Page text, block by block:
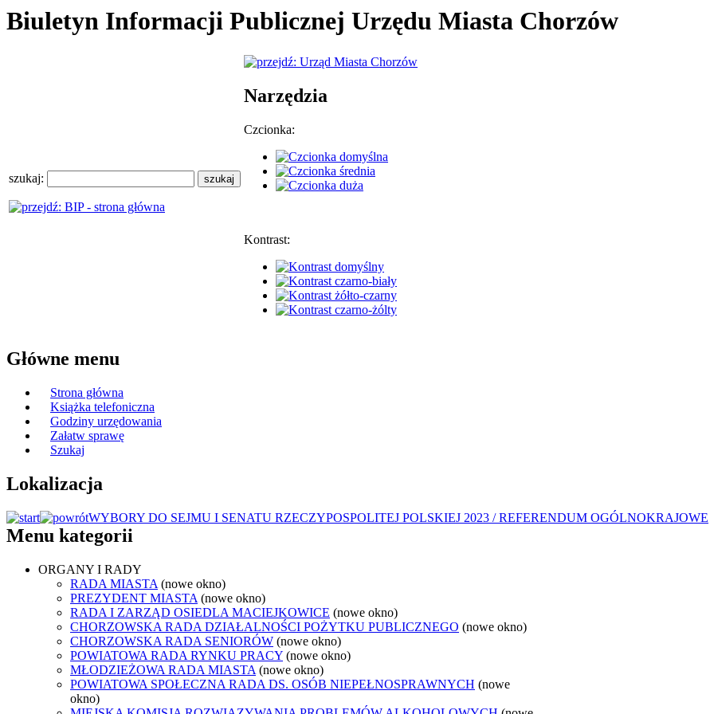
Biuletyn Informacji Publicznej Urzędu Miasta Chorzów
szukaj:
Narzędzia
Czcionka:
Kontrast:
Główne menu
Strona główna
Książka telefoniczna
Godziny urzędowania
Załatw sprawę
Szukaj
Lokalizacja
WYBORY DO SEJMU I SENATU RZECZYPOSPOLITEJ POLSKIEJ 2023 / REFERENDUM OGÓLNOKRAJOWE
Menu kategorii
ORGANY I RADY
RADA MIASTA (nowe okno)
PREZYDENT MIASTA (nowe okno)
RADA I ZARZĄD OSIEDLA MACIEJKOWICE (nowe okno)
CHORZOWSKA RADA DZIAŁALNOŚCI POŻYTKU PUBLICZNEGO (nowe okno)
CHORZOWSKA RADA SENIORÓW (nowe okno)
POWIATOWA RADA RYNKU PRACY (nowe okno)
MŁODZIEŻOWA RADA MIASTA (nowe okno)
POWIATOWA SPOŁECZNA RADA DS. OSÓB NIEPEŁNOSPRAWNYCH (nowe
okno)